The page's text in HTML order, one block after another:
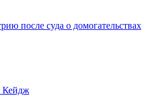
после суда о домогательствах
Кейдж